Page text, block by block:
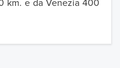
km. e da Venezia 400